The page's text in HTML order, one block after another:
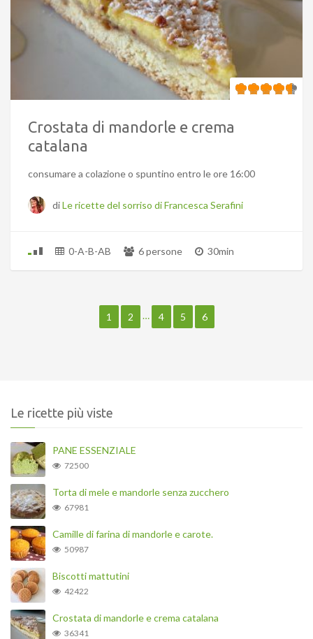
Crostata di mandorle e crema
catalana
consumare a colazione o spuntino entro le ore 16:00
diLe ricette del sorriso di Francesca Serafini
0-A-B-AB 6 persone 30min
1 2 … 4 5 6
Le ricette più viste
PANE ESSENZIALE
72500
Torta di mele e mandorle senza zucchero
67981
Camille di farina di mandorle e carote.
50987
Biscotti mattutini
42422
Crostata di mandorle e crema catalana
36341